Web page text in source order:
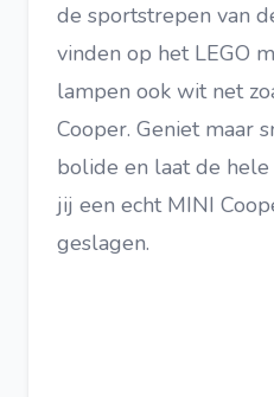
de sportstrepen van
vinden op het LEGO
lampen ook wit net
Cooper. Geniet maar
bolide en laat de
jij een echt MINI
geslagen.